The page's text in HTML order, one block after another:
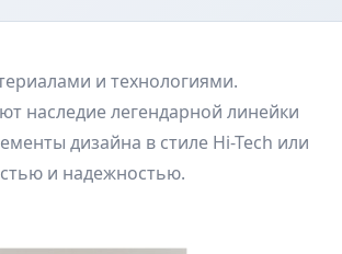
и технологиями.
наследие легендарной линейки
дизайна в стиле Hi-Tech или
и надежностью.